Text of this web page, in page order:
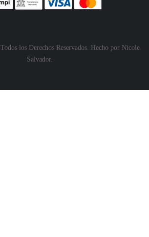
Todos los Derechos Reservados. Hecho por Nicole
Salvador.